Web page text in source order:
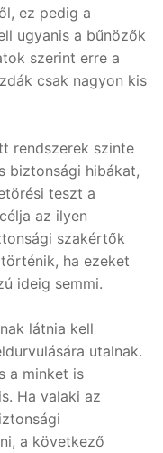
ez pedig a
ugyanis a bűnözők
szerint erre a
csak nagyon kis
rendszerek szinte
biztonsági hibákat,
teszt a
az ilyen
szakértők
ha ezeket
ideig semmi.
látnia kell
utalnak.
a minket is
Ha valaki az
a következő